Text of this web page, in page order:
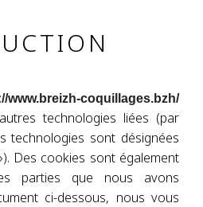
www.breizh-coquillages.bzh/
technologies liées (par
technologies sont désignées
Des cookies sont également
parties que nous avons
ci-dessous, nous vous